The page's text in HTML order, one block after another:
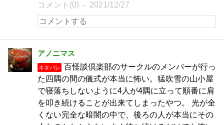
コメント(0) 2021/12/27
アノニマス
ネタバレ
百怪談倶楽部のサークルのメンバーが行っ
た四隅の間の儀式が本当に怖い。猛吹雪の山小屋
で寝落ちしないように4人が4隅に立って順番に肩
を叩き続けることが出来てしまったやつ。 光が全
くない完全な暗闇の中で、後ろの人が本当にその